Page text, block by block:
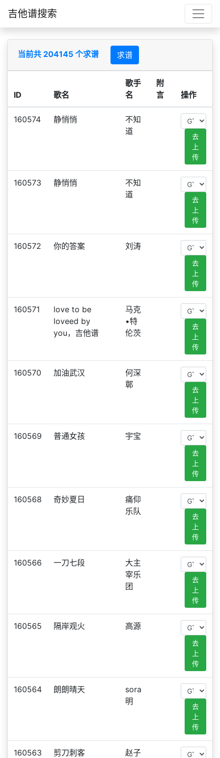
吉他谱搜索
当前共 204145 个求谱 求谱
ID 歌名
歌手
名
附
言
操作
160574 静悄悄
不知
道
去
上
传
160573 静悄悄
不知
道
去
上
传
160572 你的答案 刘涛
去
上
传
160571
love to be
loveed by
you，吉他谱
马克
•特
伦茨
去
上
传
160570 加油武汉
何深
鄣
去
上
传
160569 普通女孩 宇宝
去
上
传
160568 奇妙夏日
痛仰
乐队
去
上
传
160566 一刀七段
大主
宰乐
团
去
上
传
160565 隔岸观火 高源
去
上
传
160564 朗朗晴天
sora
明
去
上
传
160563 剪刀刺客
赵子